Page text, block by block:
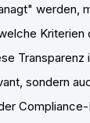
werden,
Kriterien
Transparenz
sondern